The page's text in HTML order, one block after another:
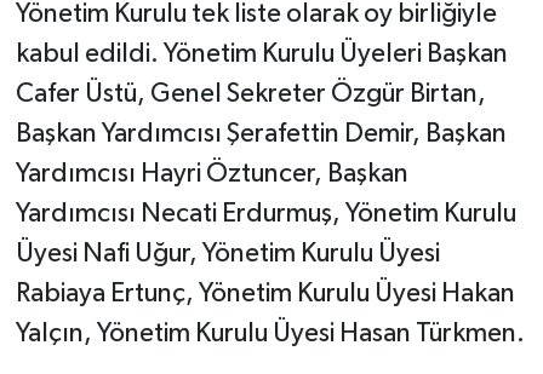
Yönetim Kurulu tek liste olarak oy birliğiyle
kabul edildi. Yönetim Kurulu Üyeleri Başkan
Cafer Üstü, Genel Sekreter Özgür Birtan,
Başkan Yardımcısı Şerafettin Demir, Başkan
Yardımcısı Hayri Öztuncer, Başkan
Yardımcısı Necati Erdurmuş, Yönetim Kurulu
Üyesi Nafi Uğur, Yönetim Kurulu Üyesi
Rabiaya Ertunç, Yönetim Kurulu Üyesi Hakan
Yalçın, Yönetim Kurulu Üyesi Hasan Türkmen.